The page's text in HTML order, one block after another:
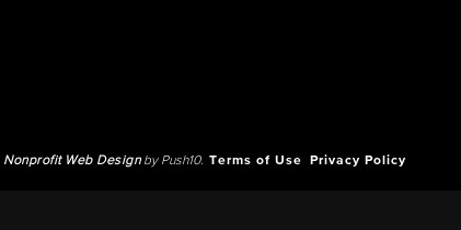
Nonprofit Web Designby Push10. Terms of Use Privacy Policy